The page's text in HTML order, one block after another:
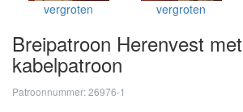
vergroten vergroten
Breipatroon Herenvest
kabelpatroon
Patroonnummer: 26976-1